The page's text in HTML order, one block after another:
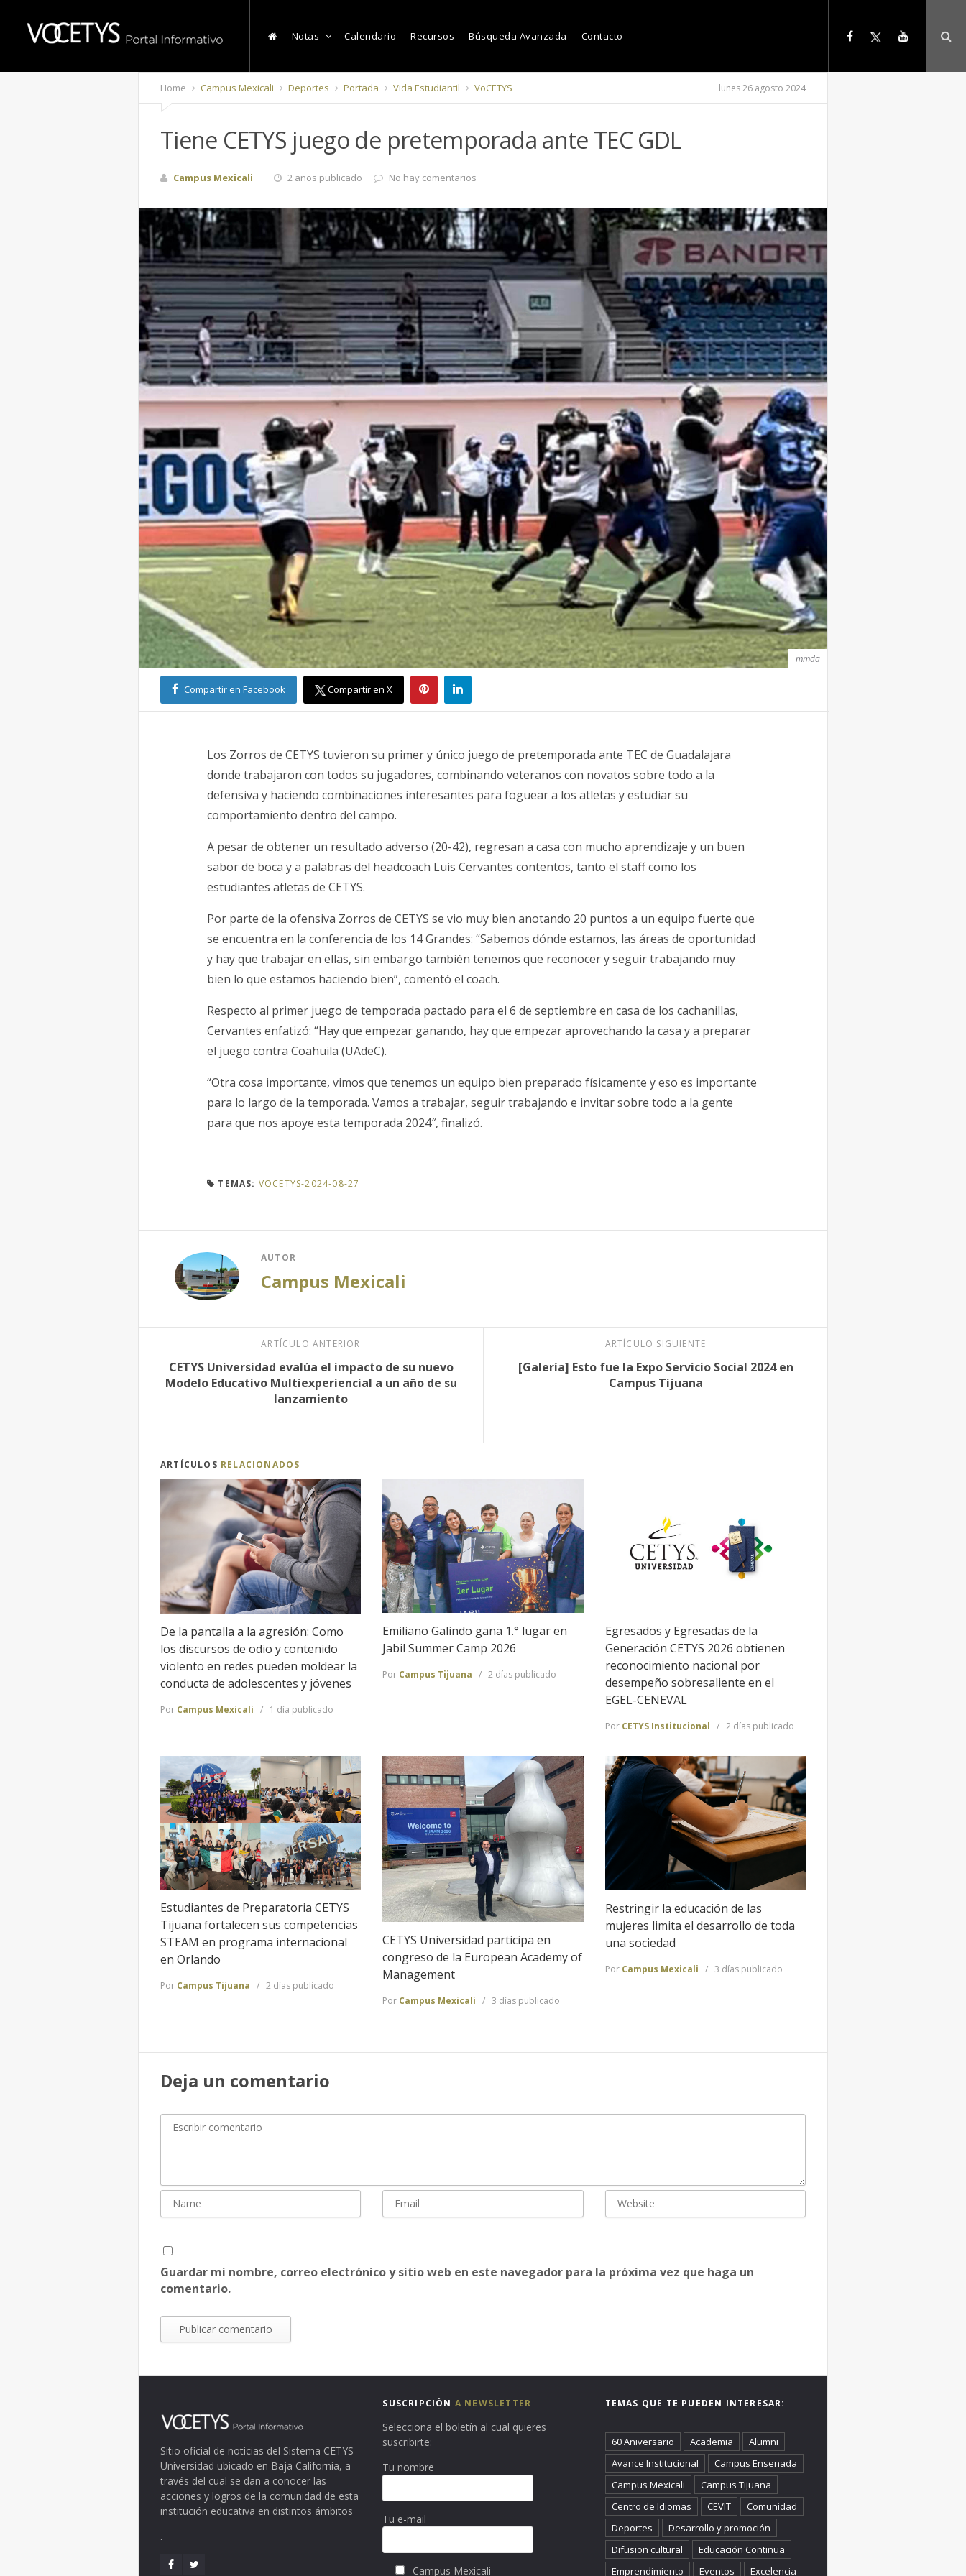
Notas Calendario Recursos Búsqueda Avanzada Contacto
Home Campus Mexicali Deportes Portada Vida Estudiantil VoCETYS lunes 26 agosto 2024
Tiene CETYS juego de pretemporada ante TEC GDL
Campus Mexicali 2 años publicado No hay comentarios
mmda
Compartir en Facebook Compartir en X
Los Zorros de CETYS tuvieron su primer y único juego de pretemporada ante TEC de Guadalajara
donde trabajaron con todos su jugadores, combinando veteranos con novatos sobre todo a la
defensiva y haciendo combinaciones interesantes para foguear a los atletas y estudiar su
comportamiento dentro del campo.
A pesar de obtener un resultado adverso (20-42), regresan a casa con mucho aprendizaje y un buen
sabor de boca y a palabras del headcoach Luis Cervantes contentos, tanto el staff como los
estudiantes atletas de CETYS.
Por parte de la ofensiva Zorros de CETYS se vio muy bien anotando 20 puntos a un equipo fuerte que
se encuentra en la conferencia de los 14 Grandes: “Sabemos dónde estamos, las áreas de oportunidad
y hay que trabajar en ellas, sin embargo también tenemos que reconocer y seguir trabajando muy
bien lo que estamos haciendo bien”, comentó el coach.
Respecto al primer juego de temporada pactado para el 6 de septiembre en casa de los cachanillas,
Cervantes enfatizó: “Hay que empezar ganando, hay que empezar aprovechando la casa y a preparar
el juego contra Coahuila (UAdeC).
“Otra cosa importante, vimos que tenemos un equipo bien preparado físicamente y eso es importante
para lo largo de la temporada. Vamos a trabajar, seguir trabajando e invitar sobre todo a la gente
para que nos apoye esta temporada 2024″, finalizó.
TEMAS: VOCETYS-2024-08-27
AUTOR
Campus Mexicali
ARTÍCULO ANTERIOR
CETYS Universidad evalúa el impacto de su nuevo
Modelo Educativo Multiexperiencial a un año de su
lanzamiento
ARTÍCULO SIGUIENTE
[Galería] Esto fue la Expo Servicio Social 2024 en
Campus Tijuana
ARTÍCULOS RELACIONADOS
De la pantalla a la agresión: Como
los discursos de odio y contenido
violento en redes pueden moldear la
conducta de adolescentes y jóvenes
Por Campus Mexicali 1 día publicado
Emiliano Galindo gana 1.° lugar en
Jabil Summer Camp 2026
Por Campus Tijuana 2 días publicado
Egresados y Egresadas de la
Generación CETYS 2026 obtienen
reconocimiento nacional por
desempeño sobresaliente en el
EGEL-CENEVAL
Por CETYS Institucional 2 días publicado
Estudiantes de Preparatoria CETYS
Tijuana fortalecen sus competencias
STEAM en programa internacional
en Orlando
Por Campus Tijuana 2 días publicado
CETYS Universidad participa en
congreso de la European Academy of
Management
Por Campus Mexicali 3 días publicado
Restringir la educación de las
mujeres limita el desarrollo de toda
una sociedad
Por Campus Mexicali 3 días publicado
Deja un comentario
Guardar mi nombre, correo electrónico y sitio web en este navegador para la próxima vez que haga un
comentario.
Sitio oficial de noticias del Sistema CETYS
Universidad ubicado en Baja California, a
través del cual se dan a conocer las
acciones y logros de la comunidad de esta
institución educativa en distintos ámbitos
.
SUSCRIPCIÓN A NEWSLETTER
Selecciona el boletín al cual quieres
suscribirte:
Tu nombre
Tu e-mail
Campus Mexicali
TEMAS QUE TE PUEDEN INTERESAR:
60 Aniversario Academia
Alumni
Avance Institucional
Campus Ensenada
Campus Mexicali
Campus Tijuana
Centro de Idiomas
CEVIT
Comunidad
Deportes
Desarrollo y promoción
Difusion cultural
Educación Continua
Emprendimiento
Eventos Excelencia